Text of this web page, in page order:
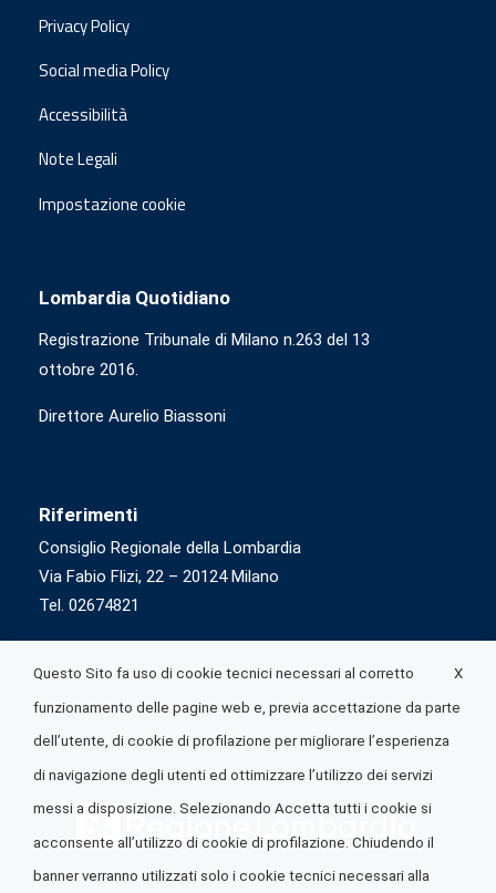
Privacy Policy
Social media Policy
Accessibilità
Note Legali
Impostazione cookie
Lombardia Quotidiano
Registrazione Tribunale di Milano n.263 del 13
ottobre 2016.
Direttore Aurelio Biassoni
Riferimenti
Consiglio Regionale della Lombardia
Via Fabio Flizi, 22 – 20124 Milano
Tel. 02674821
X
Questo Sito fa uso di cookie tecnici necessari al corretto
funzionamento delle pagine web e, previa accettazione da parte
dell’utente, di cookie di profilazione per migliorare l’esperienza
di navigazione degli utenti ed ottimizzare l’utilizzo dei servizi
messi a disposizione. Selezionando Accetta tutti i cookie si
acconsente all’utilizzo di cookie di profilazione. Chiudendo il
banner verranno utilizzati solo i cookie tecnici necessari alla